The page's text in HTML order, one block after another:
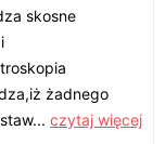
skosne
żadnego
czytaj więcej